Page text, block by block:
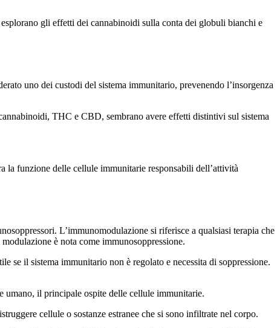
gli effetti dei cannabinoidi sulla conta dei globuli bianchi e
uno dei custodi del sistema immunitario, prevenendo l’insorgenza
THC e CBD, sembrano avere effetti distintivi sul sistema
funzione delle cellule immunitarie responsabili dell’attività
L’immunomodulazione si riferisce a qualsiasi terapia che
è nota come immunosoppressione.
se il sistema immunitario non è regolato e necessita di soppressione.
il principale ospite delle cellule immunitarie.
cellule o sostanze estranee che si sono infiltrate nel corpo.